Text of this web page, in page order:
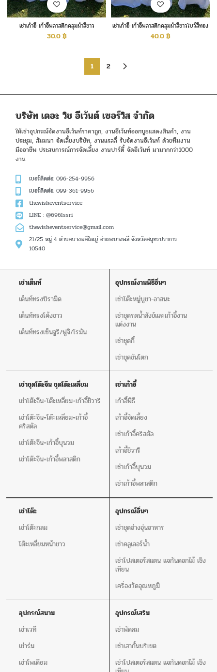
เช่าเก้าอี้-เก้าอี้พลาสติกคลุมผ้าสีขาว
30.0฿
เช่าเก้าอี้-เก้าอี้พลาสติกคลุมผ้าสีขาวโบว์สีทอง
40.0฿
1 2
บริษัท เดอะ วิช อีเว้นต์ เซอร์วิส จำกัด
ให้เช่าอุปกรณ์จัดงานอีเว้นท์ราคาถูก, งานอีเว้นท์ออกบูธแสดงสินค้า, งาน
ประชุม, สัมมนา จัดเลี้ยงบริษัท, งานแรลลี่ รับจัดงานอีเว้นท์ ด้วยทีมงาน
มืออาชีพ ประสบการณ์การจัดเลี้ยง งานปาร์ตี้ จัดอีเว้นท์ มามากกว่า1000
งาน
เบอร์ติดต่อ: 096-254-9956
เบอร์ติดต่อ: 099-361-9956
thewisheventservice
LINE : @696lssri
thewisheventservice@gmail.com
21/25 หมู่ 4 ตำบลบางพลีใหญ่ อำเภอบางพลี จังหวัดสมุทรปราการ
10540
เช่าเต็นท์
เต็นท์ทรงปิรามิด
เต็นท์ทรงโค้งขาว
เต็นท์ทรงเซ็นจูรี/ฟูจิ/โรมัน
อุปกรณ์งานพิธีอิ่นๆ
เช่าโต๊ะหมู่บูชา-อาสนะ
เช่าชุดรดน้ำสังข์และเก้าอี้งาน
แต่งงาน
เช่าชุดกี๋
เช่าชุดขันโตก
เช่าชุดโต๊ะจีน ชุดโต๊ะเหลี่ยม
เช่าโต๊ะจีน+โต๊ะเหลี่ยม+เก้าอี้ชิวารี
เช่าโต๊ะจีน+โต๊ะเหลี่ยม+เก้าอี้
คริสตัล
เช่าโต๊ะจีน+เก้าอี้บุนวม
เช่าโต๊ะจีน+เก้าอี้พลาสติก
เช่าเก้าอี้
เก้าอี้พิธี
เก้าอี้จัดเลี้ยง
เช่าเก้าอี้คริสตัล
เก้าอี้ชิวารี
เช่าเก้าอี้บุนวม
เช่าเก้าอี้พลาสติก
เช่าโต๊ะ
เช่าโต๊ะกลม
โต๊ะเหลี่ยมหน้าขาว
อุปกรณ์อิ่นๆ
เช่าชุดอ่างอุ่นอาหาร
เช่าคลูเลอร์น้ำ
เช่าโปสเตอร์สแตน แจกันดอกไม้ เชิง
เทียน
เครื่องวัดอุณหภูมิ
อุปกรณ์สนาม
เช่าเวที
เช่าร่ม
เช่าโพเดียม
อุปกรณ์เสริม
เช่าพัดลม
เช่าเสากั้นบริเขต
เช่าโปสเตอร์สแตน แจกันดอกไม้ เชิง